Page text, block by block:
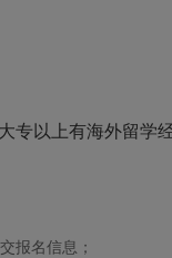
专以上有海外留学
报名信息；